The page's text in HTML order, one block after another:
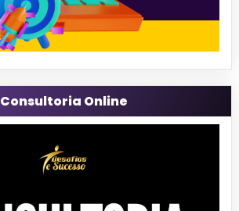
Consultoria Online